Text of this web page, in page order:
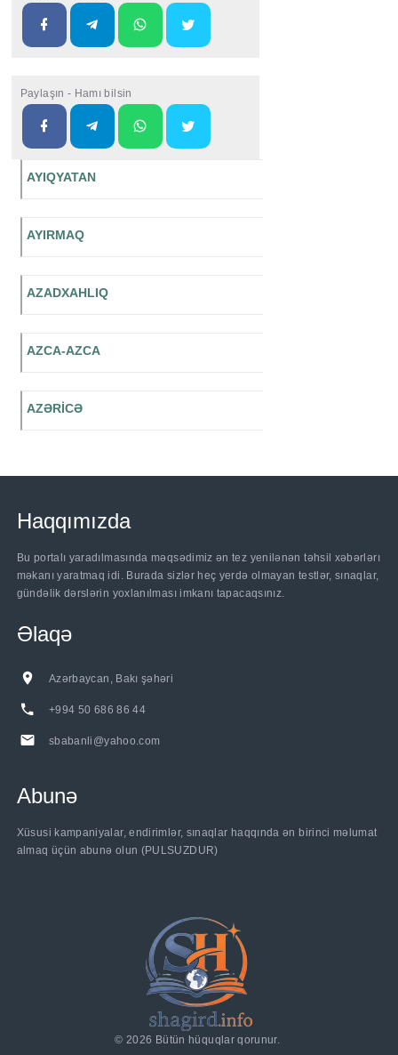
Paylaşın - Hamı bilsin
AYIQYATAN
AYIRMAQ
AZADXAHLIQ
AZCA-AZCA
AZƏRİCƏ
Haqqımızda
Bu portalı yaradılmasında məqsədimiz ən tez yenilənən təhsil xəbərlərı
məkanı yaratmaq idi. Burada sizlər heç yerdə olmayan testlər, sınaqlar,
gündəlik dərslərin yoxlanılması imkanı tapacaqsınız.
Əlaqə
Azərbaycan, Bakı şəhəri
+994 50 686 86 44
sbabanli@yahoo.com
Abunə
Xüsusi kampaniyalar, endirimlər, sınaqlar haqqında ən birinci məlumat
almaq üçün abunə olun (PULSUZDUR)
©2026 Bütün hüquqlar qorunur.